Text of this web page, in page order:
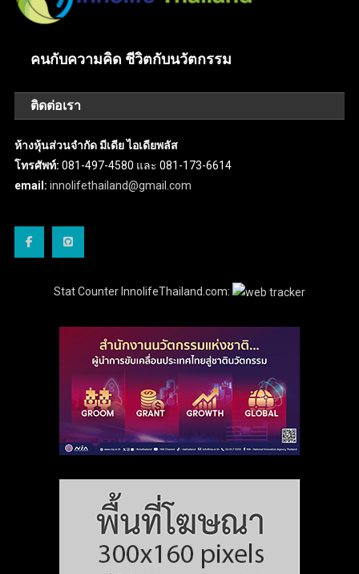
คนกับความคิด ชีวิตกับนวัตกรรม
ติดต่อเรา
ห้างหุ้นส่วนจำกัด มีเดีย ไอเดียพลัส
โทรศัพท์: 081-497-4580 และ 081-173-6614
email: innolifethailand@gmail.com
Stat Counter InnolifeThailand.com: